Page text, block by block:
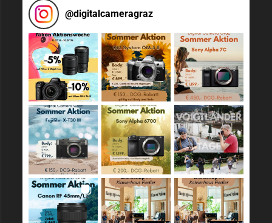
@digitalcameragraz